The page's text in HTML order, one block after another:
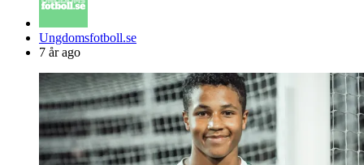
Posted
by
Ungdomsfotboll.se
7 år ago